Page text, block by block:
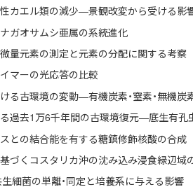
カエル類の減少―景観改変から受ける
ガオサムシ亜属の系統進化
量元素の測定と元素の分配に関する考察
マーの光応答の比較
る古環境の変動―有機炭素・窒素・無機炭
過去1万6千年間の古環境復元―底生有
との結合能を有する糖鎮修飾核酸の合成
づくコスタリカ沖の沈み込み浸食緑辺域
細菌の単離・同定と培養系に与える影響